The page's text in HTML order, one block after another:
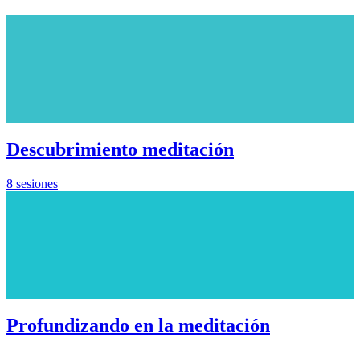
Descubrimiento meditación
8 sesiones
Profundizando en la meditación